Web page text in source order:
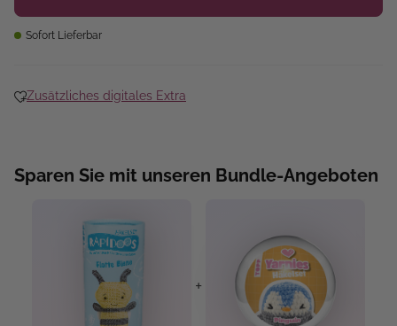
Sofort Lieferbar
Zusätzliches digitales Extra
Sparen Sie mit unseren Bundle-Angeboten
+